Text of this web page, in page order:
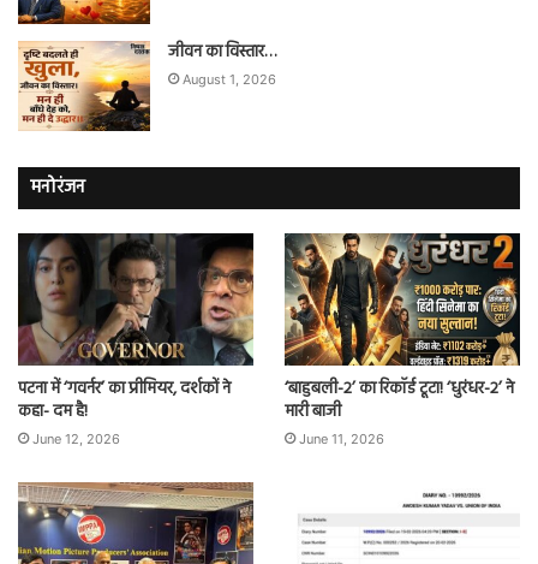
जीवन का विस्तार…
August 1, 2026
मनोरंजन
पटना में ‘गवर्नर’ का प्रीमियर, दर्शकों ने
कहा- दम है!
June 12, 2026
‘बाहुबली-2’ का रिकॉर्ड टूटा! ‘धुरंधर-2’ ने
मारी बाजी
June 11, 2026